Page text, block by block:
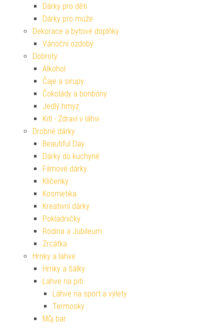
Dárky pro děti
Dárky pro muže
Dekorace a bytové doplňky
Vánoční ozdoby
Dobroty
Alkohol
Čaje a sirupy
Čokolády a bonbóny
Jedlý hmyz
Kitl - Zdraví v láhvi
Drobné dárky
Beautiful Day
Dárky do kuchyně
Filmové dárky
Klíčenky
Kosmetika
Kreativní dárky
Pokladničky
Rodina a Jubileum
Zrcátka
Hrnky a lahve
Hrnky a šálky
Lahve na pití
Láhve na sport a výlety
Termosky
Můj bar